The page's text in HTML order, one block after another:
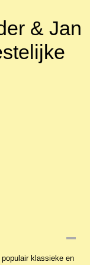
& Jan
klassieke en